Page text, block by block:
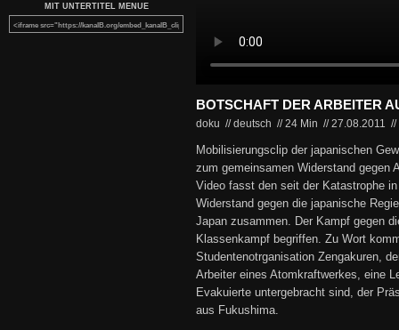
MIT UNTERTITEL MENUE
BOTSCHAFT DER ARBEITER
doku // deutsch //24 Min //27.08.2011 //
Mobilisierungsclip der japanischen
zum gemeinsamen Widerstand gegen
Video fasst den seit der Katastrophe
Widerstand gegen die japanische
Japan zusammen. Der Kampf gegen
Klassenkampf begriffen. Zu Wort
Studentenotrganisation Zengakuren,
Arbeiter eines Atomkraftwerkes, eine
Evakuierte untergebracht sind, der
aus Fukushima.